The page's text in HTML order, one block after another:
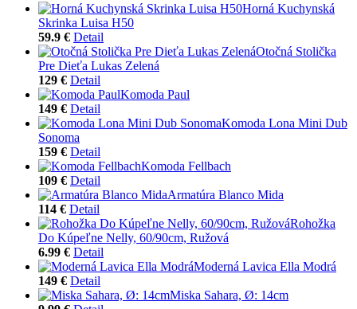
Horná Kuchynská
Skrinka Luisa H50
59.9 € Detail
Otočná Stolička
Pre Dieťa Lukas Zelená
129 € Detail
Komoda Paul
149 € Detail
Komoda Lona Mini Dub
Sonoma
159 € Detail
Komoda Fellbach
109 € Detail
Armatúra Blanco Mida
114 € Detail
Rohožka
Do Kúpeľne Nelly, 60/90cm, Ružová
6.99 € Detail
Moderná Lavica Ella Modrá
149 € Detail
Miska Sahara, Ø: 14cm